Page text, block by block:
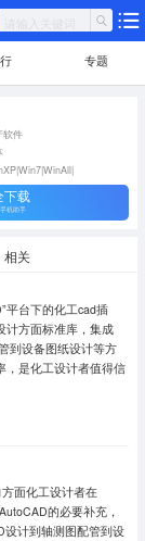
专题
软件
下载
机助手
相关
平台下的化工cad插
计方面标准库，集成
到设备图纸设计等方
，是化工设计者值得信
面化工设计者在
的必要补充，
设计到轴测图配管到设